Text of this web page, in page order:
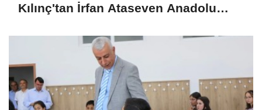
Kılınç'tan İrfan Ataseven Anadolu